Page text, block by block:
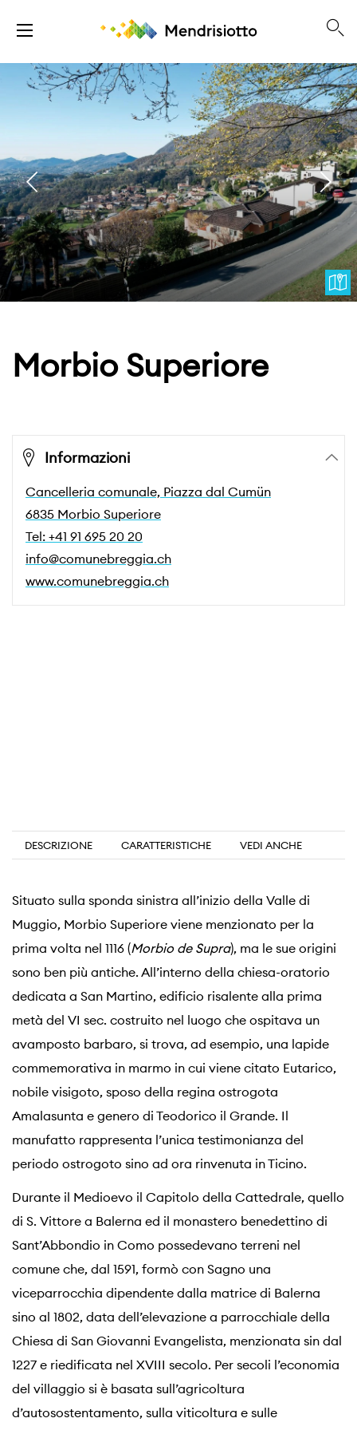
Morbio Superiore
Informazioni
Cancelleria comunale, Piazza dal Cumün
6835 Morbio Superiore
Tel: +41 91 695 20 20
info@comunebreggia.ch
www.comunebreggia.ch
DESCRIZIONE CARATTERISTICHE VEDI ANCHE
Situato sulla sponda sinistra all’inizio della Valle di
Muggio, Morbio Superiore viene menzionato per la
prima volta nel 1116 (Morbio de Supra), ma le sue origini
sono ben più antiche. All’interno della chiesa-oratorio
dedicata a San Martino, edificio risalente alla prima
metà del VI sec. costruito nel luogo che ospitava un
avamposto barbaro, si trova, ad esempio, una lapide
commemorativa in marmo in cui viene citato Eutarico,
nobile visigoto, sposo della regina ostrogota
Amalasunta e genero di Teodorico il Grande. Il
manufatto rappresenta l’unica testimonianza del
periodo ostrogoto sino ad ora rinvenuta in Ticino.
Durante il Medioevo il Capitolo della Cattedrale, quello
di S. Vittore a Balerna ed il monastero benedettino di
Sant’Abbondio in Como possedevano terreni nel
comune che, dal 1591, formò con Sagno una
viceparrocchia dipendente dalla matrice di Balerna
sino al 1802, data dell’elevazione a parrocchiale della
Chiesa di San Giovanni Evangelista, menzionata sin dal
1227 e riedificata nel XVIII secolo. Per secoli l’economia
del villaggio si è basata sull’agricoltura
d’autosostentamento, sulla viticoltura e sulle